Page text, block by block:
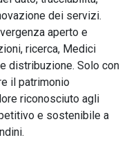
dei servizi.
aperto e
ricerca, Medici
distribuzione. Solo con
il patrimonio
riconosciuto agli
e sostenibile a